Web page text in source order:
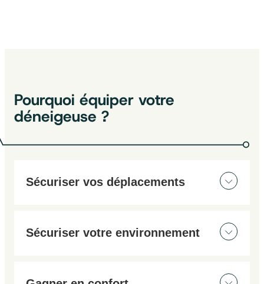
Pourquoi équiper votre
déneigeuse ?
Sécuriser vos déplacements
comme de nuit, grâce à nos caméras adaptées aux
conditions extrêmes.
Sécuriser votre environnement